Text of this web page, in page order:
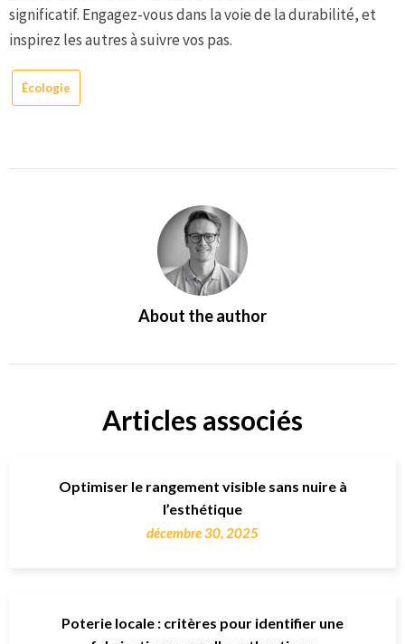
significatif. Engagez-vous dans la voie de la durabilité, et
inspirez les autres à suivre vos pas.
Écologie
About the author
Articles associés
Optimiser le rangement visible sans nuire à
l’esthétique
décembre 30, 2025
Poterie locale : critères pour identifier une